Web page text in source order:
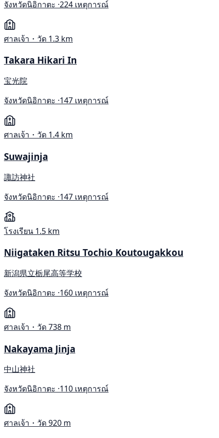
จังหวัดนิอิกาตะ ·224 เหตุการณ์
ศาลเจ้า・วัด 1.3 km
Takara Hikari In
宝光院
จังหวัดนิอิกาตะ ·147 เหตุการณ์
ศาลเจ้า・วัด 1.4 km
Suwajinja
諏訪神社
จังหวัดนิอิกาตะ ·147 เหตุการณ์
โรงเรียน 1.5 km
Niigataken Ritsu Tochio Koutougakkou
新潟県立栃尾高等学校
จังหวัดนิอิกาตะ ·160 เหตุการณ์
ศาลเจ้า・วัด738 m
Nakayama Jinja
中山神社
จังหวัดนิอิกาตะ ·110 เหตุการณ์
ศาลเจ้า・วัด920 m